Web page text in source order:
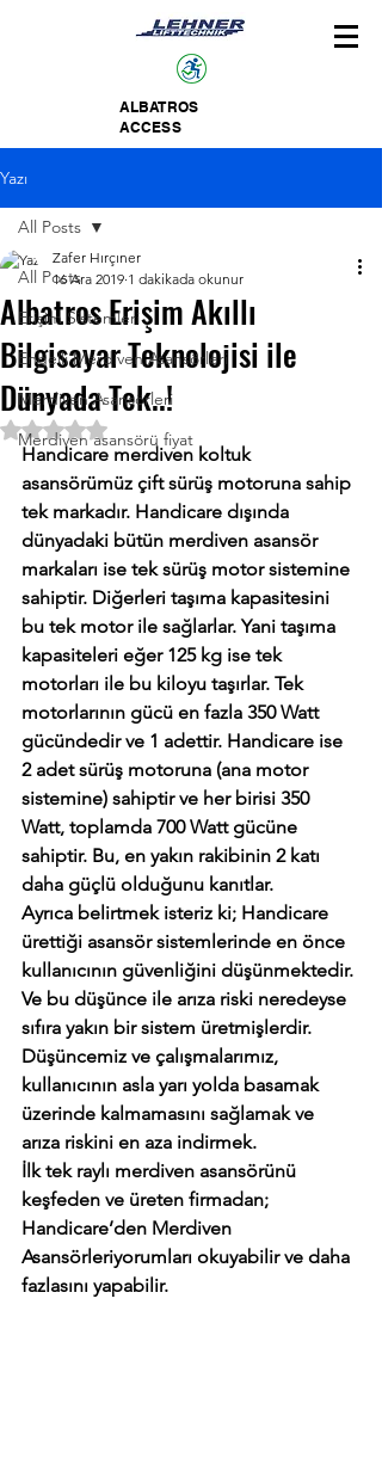
ALBATROS
ACCESS
Yazı
All Posts
Erişim Sistemleri
Engelli Merdiven Asansörleri
Merdiven Asansörleri
Merdiven asansörü fiyat
All Posts
Albatros Erişim Akıllı
Bilgisayar Teknolojisi ile
Dünyada Tek..!
Zafer Hırçıner
16 Ara 2019 1 dakikada okunur
5 üzerinden NaN yıldız
Handicare merdiven koltuk
asansörümüz çift sürüş motoruna sahip
tek markadır. Handicare dışında
dünyadaki bütün merdiven asansör
markaları ise tek sürüş motor sistemine
sahiptir. Diğerleri taşıma kapasitesini
bu tek motor ile sağlarlar. Yani taşıma
kapasiteleri eğer 125 kg ise tek
motorları ile bu kiloyu taşırlar. Tek
motorlarının gücü en fazla 350 Watt
gücündedir ve 1 adettir. Handicare ise
2 adet sürüş motoruna (ana motor
sistemine) sahiptir ve her birisi 350
Watt, toplamda 700 Watt gücüne
sahiptir. Bu, en yakın rakibinin 2 katı
daha güçlü olduğunu kanıtlar.
Ayrıca belirtmek isteriz ki; Handicare
ürettiği asansör sistemlerinde en önce
kullanıcının güvenliğini düşünmektedir.
Ve bu düşünce ile arıza riski neredeyse
sıfıra yakın bir sistem üretmişlerdir.
Düşüncemiz ve çalışmalarımız,
kullanıcının asla yarı yolda basamak
üzerinde kalmamasını sağlamak ve
arıza riskini en aza indirmek.
İlk tek raylı merdiven asansörünü
keşfeden ve üreten firmadan;
Handicare’den Merdiven
Asansörleriyorumları okuyabilir ve daha
fazlasını yapabilir.